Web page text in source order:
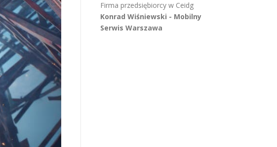
Firma przedsiębiorcy w Ceidg
Konrad Wiśniewski - Mobilny
Serwis Warszawa